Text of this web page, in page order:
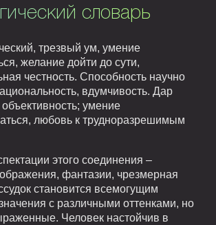
словарь
трезвый ум, умение
желание дойти до сути,
честность. Способность научно
вдумчивость. Дар
умение
любовь к трудноразрешимым
этого соединения –
фантазии, чрезмерная
становится всемогущим
с различными оттенками, но
Человек настойчив в